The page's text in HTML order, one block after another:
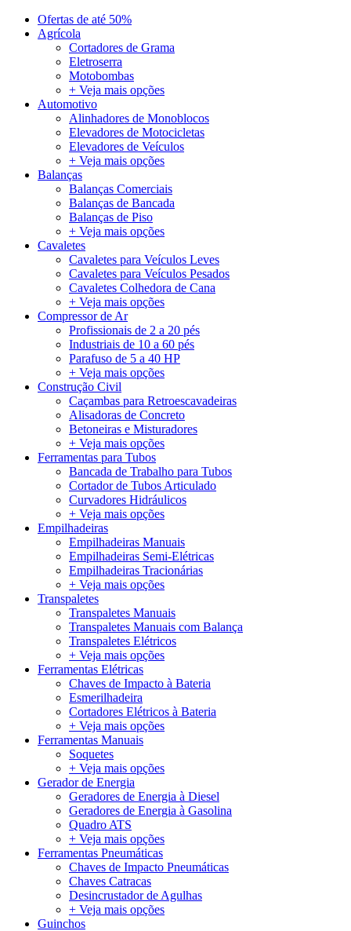
Ofertas de até 50%
Agrícola
Cortadores de Grama
Eletroserra
Motobombas
+ Veja mais opções
Automotivo
Alinhadores de Monoblocos
Elevadores de Motocicletas
Elevadores de Veículos
+ Veja mais opções
Balanças
Balanças Comerciais
Balanças de Bancada
Balanças de Piso
+ Veja mais opções
Cavaletes
Cavaletes para Veículos Leves
Cavaletes para Veículos Pesados
Cavaletes Colhedora de Cana
+ Veja mais opções
Compressor de Ar
Profissionais de 2 a 20 pés
Industriais de 10 a 60 pés
Parafuso de 5 a 40 HP
+ Veja mais opções
Construção Civil
Caçambas para Retroescavadeiras
Alisadoras de Concreto
Betoneiras e Misturadores
+ Veja mais opções
Ferramentas para Tubos
Bancada de Trabalho para Tubos
Cortador de Tubos Articulado
Curvadores Hidráulicos
+ Veja mais opções
Empilhadeiras
Empilhadeiras Manuais
Empilhadeiras Semi-Elétricas
Empilhadeiras Tracionárias
+ Veja mais opções
Transpaletes
Transpaletes Manuais
Transpaletes Manuais com Balança
Transpaletes Elétricos
+ Veja mais opções
Ferramentas Elétricas
Chaves de Impacto à Bateria
Esmerilhadeira
Cortadores Elétricos à Bateria
+ Veja mais opções
Ferramentas Manuais
Soquetes
+ Veja mais opções
Gerador de Energia
Geradores de Energia à Diesel
Geradores de Energia à Gasolina
Quadro ATS
+ Veja mais opções
Ferramentas Pneumáticas
Chaves de Impacto Pneumáticas
Chaves Catracas
Desincrustador de Agulhas
+ Veja mais opções
Guinchos